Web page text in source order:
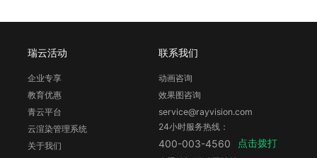
瑞云活动
企业专享
教育优惠
青云平台
云渲染管理系统
关于我们
联系我们
动画咨询
效果图咨询
service@rayvision.com
24小时服务热线：
400-003-4560 点击拨打